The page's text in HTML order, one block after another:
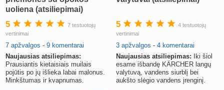
uoliena (atsiliepimai)
5
7 testuotojų
vertinimai
7 apžvalgos - 9 komentarai
Naujausias atsiliepimas:
Prausiantis kietaisiais muilais
pojūtis po jų išlieka labai malonus.
Minkštumas ir kvapnumas.
5
4 testuotojų
vertinimai
3 apžvalgos - 4 komentarai
Naujausias atsiliepimas: Iki šiol
esame išbandę KÄRCHER langų
valytuvą, vandens siurblį bei
aukšto slėgio vandens įrenginį.